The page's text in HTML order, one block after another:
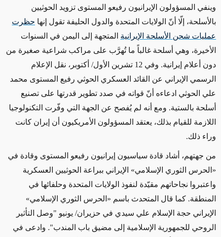
وينفي المسؤولون الإيرانيون رفيعو المستوى تزويد الحوثيين
بالأسلحة، إلّا أنّ الولايات المتحدة والدول الحليفة تقول إنها حظرت
عمليات شحن الأسلحة الإيرانية المتجهة إلى اليمن في السنوات
الأخيرة، وهي أسلحة غالباً ما تُهرَّب على مراكب شراعية صغيرة من
دون أعلام إيرانية. وفي 12 تشرين الأول/ أكتوبر، نقل الإعلام
الرسمي الإيراني عن القائد العسكري الحوثي رفيع المستوى محمد
علي الحوثي ادعاءه أنّ قواته في صدد تطوير قدرتها على تصنيع
أسلحة بالستية. ومع أنه لم يُفصح عن الجهة التي وفّرت التكنولوجيا
اللازمة للقيام بذلك، يعتقد المسؤولون الأمريكيون أن إيران كانت
وراء ذلك.
من جهتهم، أشاد قادة سياسيون إيرانيون رفيعو المستوى وقادة في
«الحرس الثوري الإسلامي» الإيراني ببراعة الحوثيين العسكرية
واعتبروا نجاحاتهم مقيّدة لنفوذ الولايات المتحدة وحلفائها في
المنطقة. كما قال المتحدث باسم «الحرس الثوري الإسلامي»
الإيراني حجة الإسلام علي سيدي في حزيران/ يونيو "وصل التأثير
الروحي للجمهورية الإسلامية إلى مضيق باب المندب". وادعى في